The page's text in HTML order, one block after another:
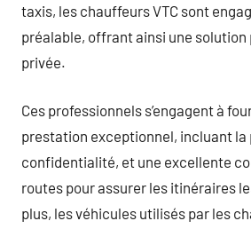
taxis, les chauffeurs VTC sont
préalable, offrant ainsi une solution
privée.
Ces professionnels s’engagent à
prestation exceptionnel, incluant la
confidentialité, et une excellente
routes pour assurer les itinéraires
plus, les véhicules utilisés par les